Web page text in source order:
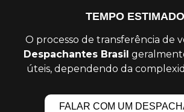
TEMPO ESTIMADO
O processo de transferência de
Despachantes Brasil
úteis, dependendo da
FALAR COM UM